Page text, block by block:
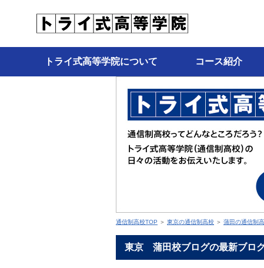
トライ式高等学院について コース紹介
通信制高校TOP ＞ 東京の通信制高校 ＞ 蒲田の通信制
東京 蒲田校ブログの最新ブロ